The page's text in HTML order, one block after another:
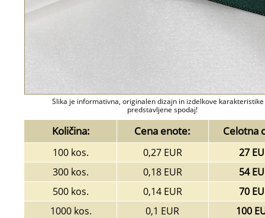
Slika je informativna, originalen dizajn in izdelkove
predstavljene spodaj!
Količina: Cena enote: Celotna
100 kos. 0,27 EUR
27
300 kos.
0,18 EUR
54
500 kos.
0,14 EUR
70
1000 kos.
0,1 EUR
100